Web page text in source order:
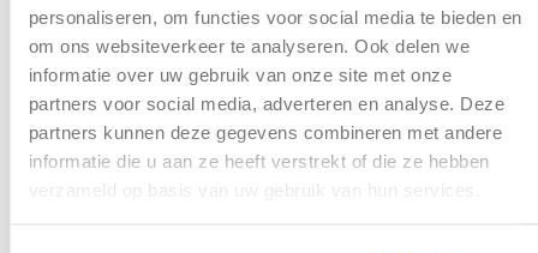
personaliseren, om functies voor social media te bieden en
om ons websiteverkeer te analyseren. Ook delen we
informatie over uw gebruik van onze site met onze
partners voor social media, adverteren en analyse. Deze
partners kunnen deze gegevens combineren met andere
informatie die u aan ze heeft verstrekt of die ze hebben
verzameld op basis van uw gebruik van hun services.